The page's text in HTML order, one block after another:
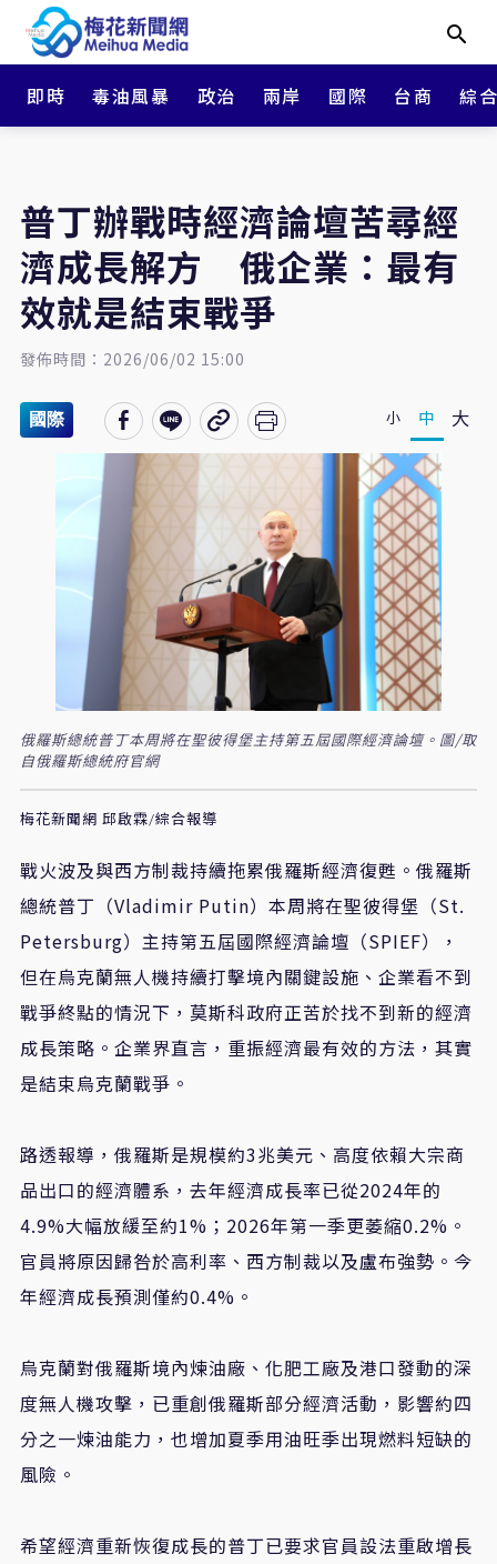
即時 毒油風暴 政治 兩岸 國際 台商 綜
普丁辦戰時經濟論壇苦尋經
濟成長解方 俄企業：最有
效就是結束戰爭
發佈時間：2026/06/02 15:00
國際 小 中 大
俄羅斯總統普丁本周將在聖彼得堡主持第五屆國際經濟論壇。圖/取
自俄羅斯總統府官網
梅花新聞網 邱啟霖/綜合報導
戰火波及與西方制裁持續拖累俄羅斯經濟復甦。俄羅斯
總統普丁（Vladimir Putin）本周將在聖彼得堡（St.
Petersburg）主持第五屆國際經濟論壇（SPIEF），
但在烏克蘭無人機持續打擊境內關鍵設施、企業看不到
戰爭終點的情況下，莫斯科政府正苦於找不到新的經濟
成長策略。企業界直言，重振經濟最有效的方法，其實
是結束烏克蘭戰爭。
路透報導，俄羅斯是規模約3兆美元、高度依賴大宗商
品出口的經濟體系，去年經濟成長率已從2024年的
4.9%大幅放緩至約1%；2026年第一季更萎縮0.2%。
官員將原因歸咎於高利率、西方制裁以及盧布強勢。今
年經濟成長預測僅約0.4%。
烏克蘭對俄羅斯境內煉油廠、化肥工廠及港口發動的深
度無人機攻擊，已重創俄羅斯部分經濟活動，影響約四
分之一煉油能力，也增加夏季用油旺季出現燃料短缺的
風險。
希望經濟重新恢復成長的普丁已要求官員設法重啟增長